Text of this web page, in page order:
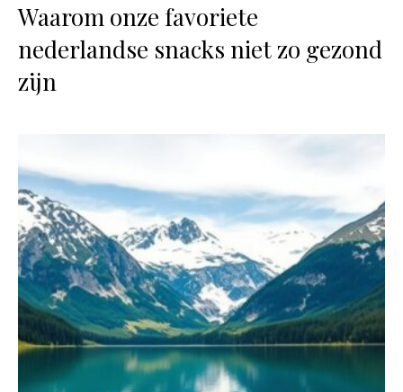
Waarom onze favoriete
nederlandse snacks niet zo gezond
zijn